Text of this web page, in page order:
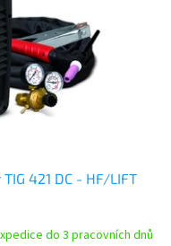
421 DC - HF/LIFT
do 3 pracovních dnů